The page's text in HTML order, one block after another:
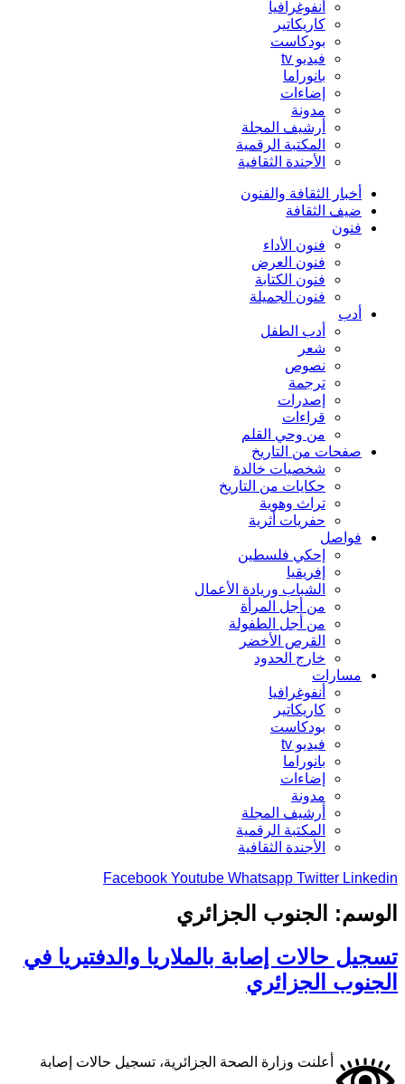
أنفوغرافيا
كاريكاتير
بودكاست
فيديو tv
بانوراما
إضاءات
مدونة
أرشيف المجلة
المكتبة الرقمية
الأجندة الثقافية
أخبار الثقافة والفنون
ضيف الثقافة
فنون
فنون الأداء
فنون العرض
فنون الكتابة
فنون الجميلة
أدب
أدب الطفل
شعر
نصوص
ترجمة
إصدرات
قراءات
من وحي القلم
صفحات من التاريخ
شخصيات خالدة
حكايات من التاريخ
تراث وهوية
حفريات أثرية
فواصل
إحكي فلسطين
إفريقيا
الشباب وريادة الأعمال
من أجل المرأة
من أجل الطفولة
القرص الأخضر
خارج الحدود
مسارات
أنفوغرافيا
كاريكاتير
بودكاست
فيديو tv
بانوراما
إضاءات
مدونة
أرشيف المجلة
المكتبة الرقمية
الأجندة الثقافية
Facebook Youtube Whatsapp Twitter Linkedin
الوسم:
الجنوب الجزائري
تسجيل حالات إصابة بالملاريا والدفتيريا في
الجنوب الجزائري
أعلنت وزارة الصحة الجزائرية، تسجيل حالات إصابة